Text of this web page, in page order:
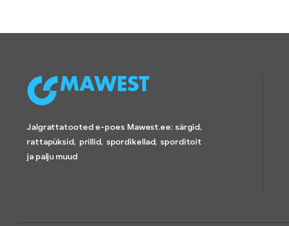
Jalgrattatooted e-poes Mawest.ee: särgid,
rattapüksid, prillid, spordikellad, sporditoit
ja palju muud